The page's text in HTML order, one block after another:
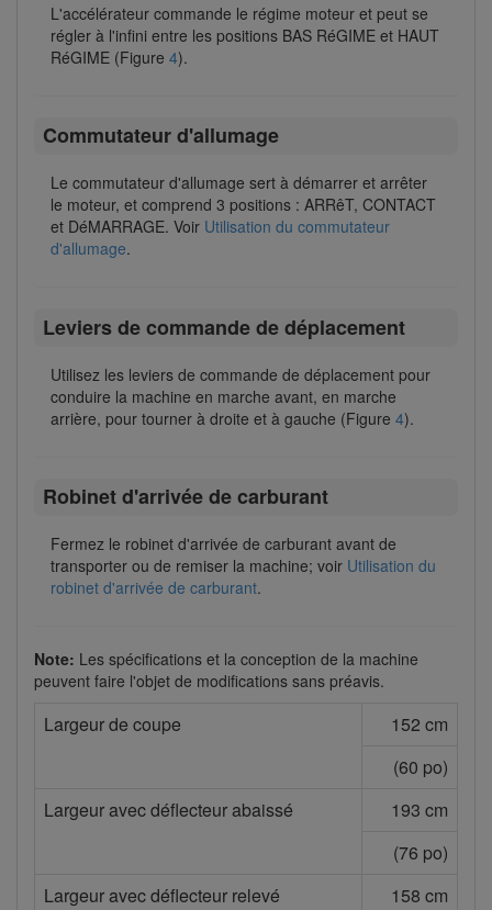
L'accélérateur commande le régime moteur et peut se
régler à l'infini entre les positions BAS RéGIME et HAUT
RéGIME (Figure 4).
Commutateur d'allumage
Le commutateur d'allumage sert à démarrer et arrêter
le moteur, et comprend 3 positions : ARRêT, CONTACT
et DéMARRAGE. Voir Utilisation du commutateur
d'allumage.
Leviers de commande de déplacement
Utilisez les leviers de commande de déplacement pour
conduire la machine en marche avant, en marche
arrière, pour tourner à droite et à gauche (Figure 4).
Robinet d'arrivée de carburant
Fermez le robinet d'arrivée de carburant avant de
transporter ou de remiser la machine; voir Utilisation du
robinet d'arrivée de carburant.
Note: Les spécifications et la conception de la machine
peuvent faire l'objet de modifications sans préavis.
Largeur de coupe
152 cm
(60 po)
Largeur avec déflecteur abaissé
193 cm
(76 po)
Largeur avec déflecteur relevé
158 cm